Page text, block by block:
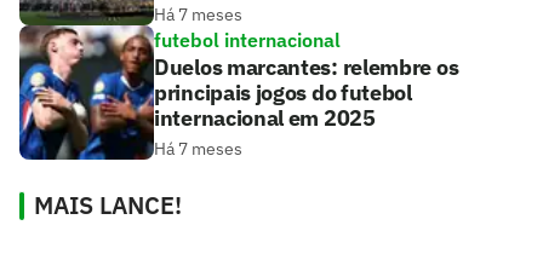
Há 7 meses
futebol internacional
Duelos marcantes: relembre os
principais jogos do futebol
internacional em 2025
Há 7 meses
MAIS LANCE!